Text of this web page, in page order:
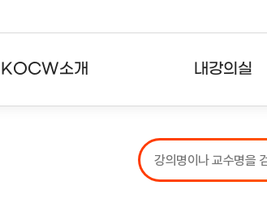
KOCW소개 내강의실
강의리스트
수강확인증강의